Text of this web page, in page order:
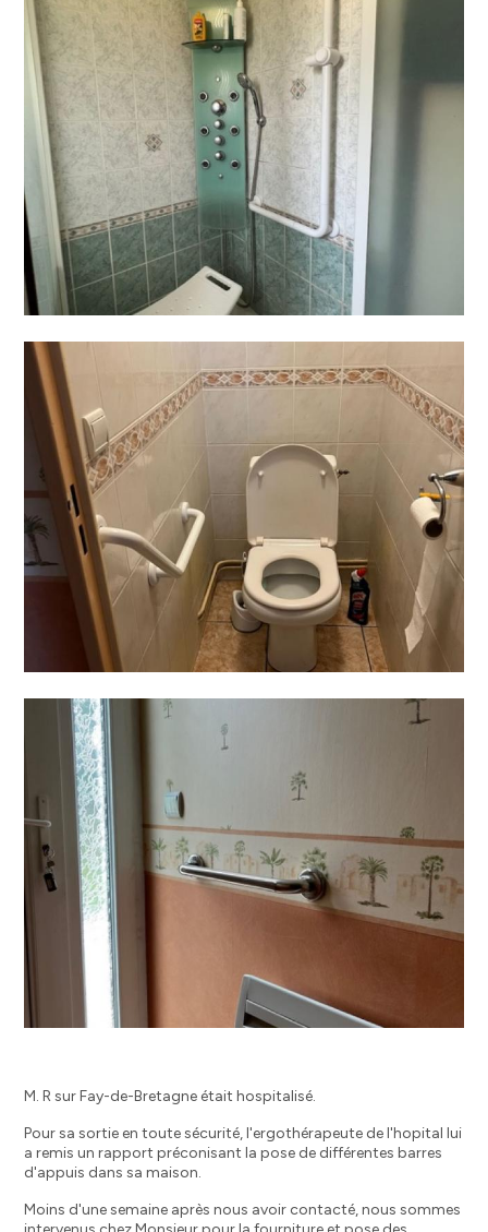
M. R sur Fay-de-Bretagne était hospitalisé.
Pour sa sortie en toute sécurité, l'ergothérapeute de l'hopital lui
a remis un rapport préconisant la pose de différentes barres
d'appuis dans sa maison.
Moins d'une semaine après nous avoir contacté, nous sommes